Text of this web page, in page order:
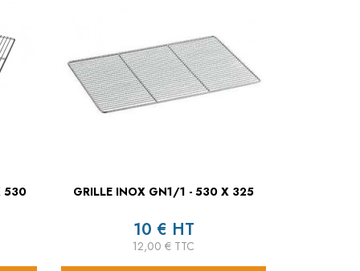
530 GRILLE INOX GN1/1 - 530 X 325
10 € HT
12,00 € TTC